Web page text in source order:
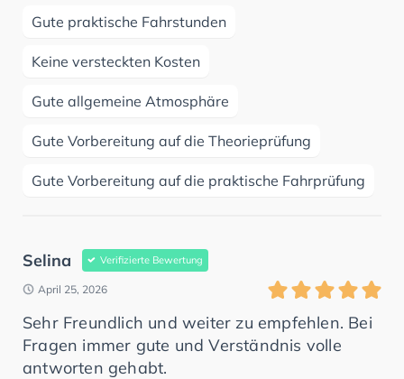
Gute praktische Fahrstunden
Keine versteckten Kosten
Gute allgemeine Atmosphäre
Gute Vorbereitung auf die Theorieprüfung
Gute Vorbereitung auf die praktische Fahrprüfung
Selina Verifizierte Bewertung
April 25, 2026
Sehr Freundlich und weiter zu empfehlen. Bei
Fragen immer gute und Verständnis volle
antworten gehabt.